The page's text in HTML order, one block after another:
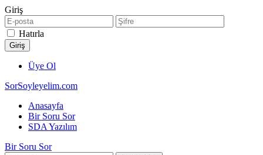
Giriş
Hatırla
Üye Ol
SorSoyleyelim.com
Anasayfa
Bir Soru Sor
SDA Yazılım
Bir Soru Sor